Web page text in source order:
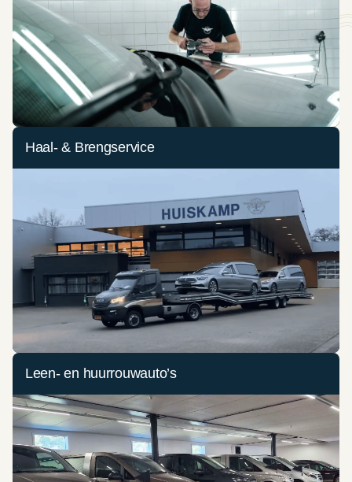
Haal- & Brengservice
Leen- en huurrouwauto’s